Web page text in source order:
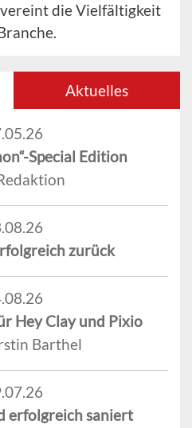
vereint die Vielfältigkeit
Aktuelles
Special Edition
zurück
Hey Clay und Pixio
Barthel
erfolgreich saniert